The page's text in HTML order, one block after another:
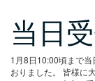
当日
1月8日10:00頃まで
おりました。
皆様に